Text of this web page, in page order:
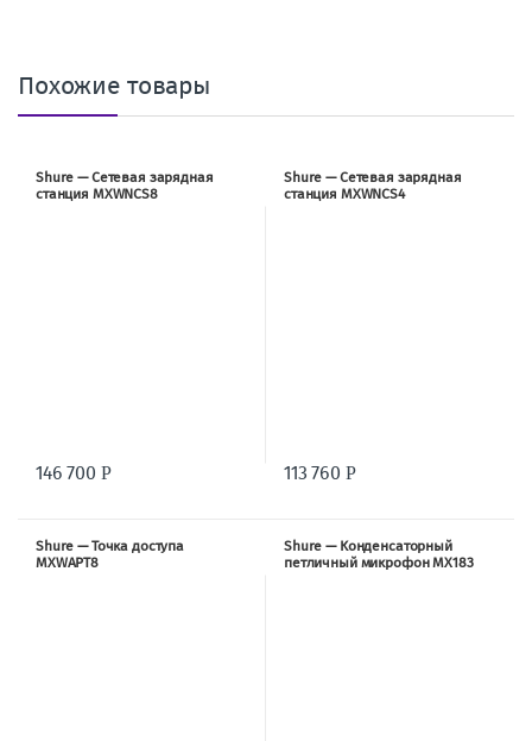
Похожие товары
Shure — Сетевая зарядная
станция MXWNCS8
146 700 Р
Shure — Сетевая зарядная
станция MXWNCS4
113 760 Р
Shure — Точка доступа
MXWAPT8
Shure — Конденсаторный
петличный микрофон MX183